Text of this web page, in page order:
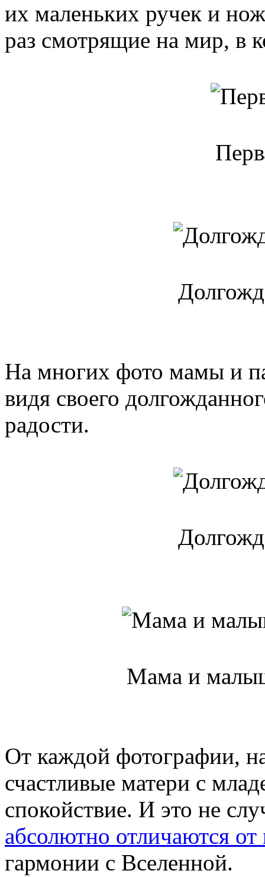
их маленьких ручек и
раз смотрящие на мир, в
На многих фото мамы и
видя своего
радости.
Мама и
От каждой фотографии,
счастливые матери с
спокойствие. И это не
абсолютно отличаются
гармонии с Вселенной.